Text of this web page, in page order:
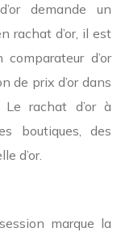
demande un
rachat d’or, il est
d’or
de prix d’or dans
rachat d’or à
boutiques, des
d’or.
marque la